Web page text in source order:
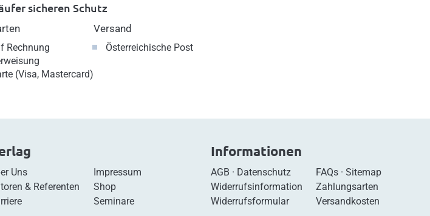
sicheren Schutz
Rechnung
(Visa, Mastercard)
Versand
Österreichische Post
Uns
& Referenten
Impressum
Shop
Seminare
Informationen
AGB · Datenschutz
Widerrufsinformation
Widerrufsformular
FAQs· Sitemap
Zahlungsarten
Versandkosten